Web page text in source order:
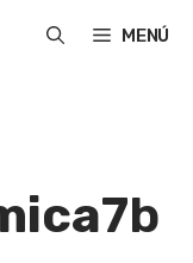
MENÚ
7b